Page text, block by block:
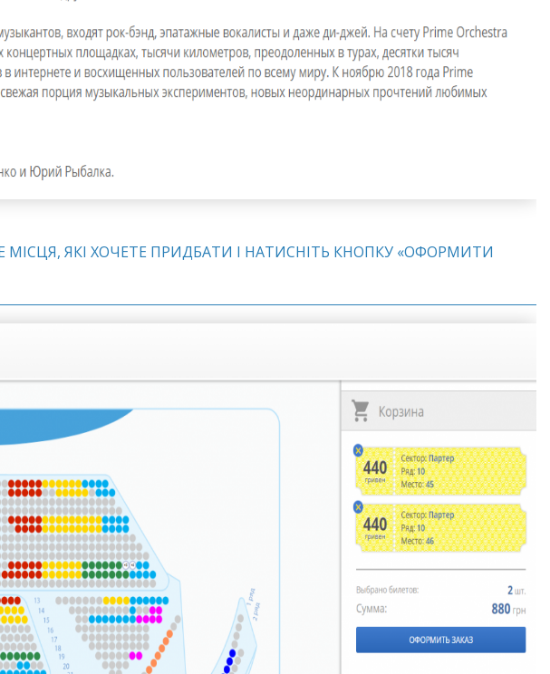
МІСЦЯ, ЯКІ ХОЧЕТЕ ПРИДБАТИ І НАТИСНІТЬ КНОПКУ «ОФОРМИТИ